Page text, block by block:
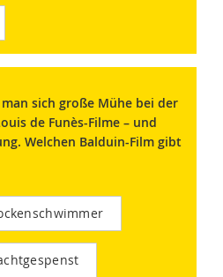
sich große Mühe bei der
de Funès-Filme – und
Welchen Balduin-Film gibt